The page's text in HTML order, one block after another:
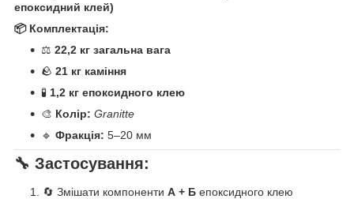
епоксидний клей)
📦 Комплектація:
⚖️ 22,2 кг загальна вага
🪨 21 кг каміння
🧪 1,2 кг епоксидного клею
🎨 Колір: Granitte
🔹 Фракція: 5–20 мм
🔧 Застосування:
🔄 Змішати компоненти А + Б епоксидного клею